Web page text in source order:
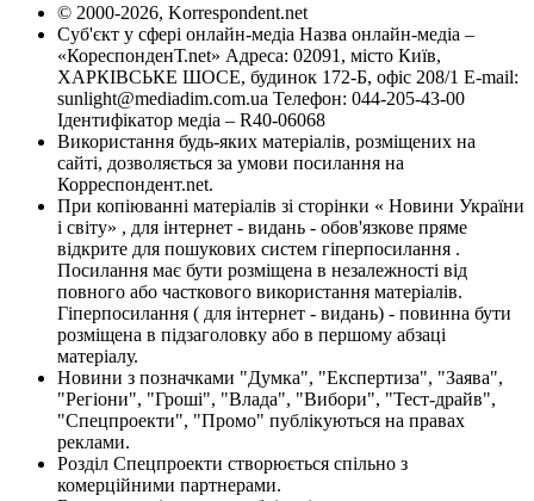
© 2000-2026, Korrespondent.net
Суб'єкт у сфері онлайн-медіа Назва онлайн-медіа –
«КореспонденТ.net» Адреса: 02091, місто Київ,
ХАРКІВСЬКЕ ШОСЕ, будинок 172-Б, офіс 208/1 E-mail:
sunlight@mediadim.com.ua Телефон: 044-205-43-00
Ідентифікатор медіа – R40-06068
Використання будь-яких матеріалів, розміщених на
сайті, дозволяється за умови посилання на
Корреспондент.net.
При копіюванні матеріалів зі сторінки « Новини України
і світу» , для інтернет - видань - обов'язкове пряме
відкрите для пошукових систем гіперпосилання .
Посилання має бути розміщена в незалежності від
повного або часткового використання матеріалів.
Гіперпосилання ( для інтернет - видань) - повинна бути
розміщена в підзаголовку або в першому абзаці
матеріалу.
Новини з позначками "Думка", "Експертиза", "Заява",
"Регіони", "Гроші", "Влада", "Вибори", "Тест-драйв",
"Спецпроекти", "Промо" публікуються на правах
реклами.
Розділ Спецпроекти створюється спільно з
комерційними партнерами.